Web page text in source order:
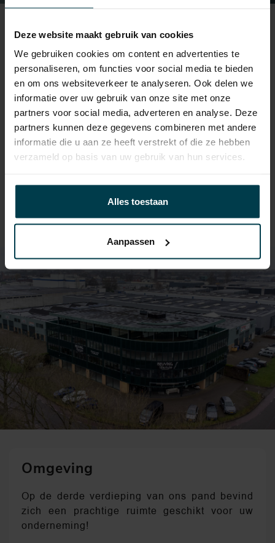
Deze website maakt gebruik van cookies
We gebruiken cookies om content en advertenties te
personaliseren, om functies voor social media te bieden
en om ons websiteverkeer te analyseren. Ook delen we
informatie over uw gebruik van onze site met onze
partners voor social media, adverteren en analyse. Deze
partners kunnen deze gegevens combineren met andere
informatie die u aan ze heeft verstrekt of die ze hebben
verzameld op basis van uw gebruik van hun services.
Alles toestaan
Aanpassen
Ruimte te huur C + D + E
Op de derde verdieping van ons pand bevind
zich een prachtige ruimte geschikt voor uw
onderneming!
Ruim 500 m2 oppervlak met volop
mogelijkheden, rondom groot dakterras en veel
ramen!
Lees meer
Omgeving
Op de derde verdieping van ons pand bevind
zich een prachtige ruimte geschikt voor uw
onderneming!